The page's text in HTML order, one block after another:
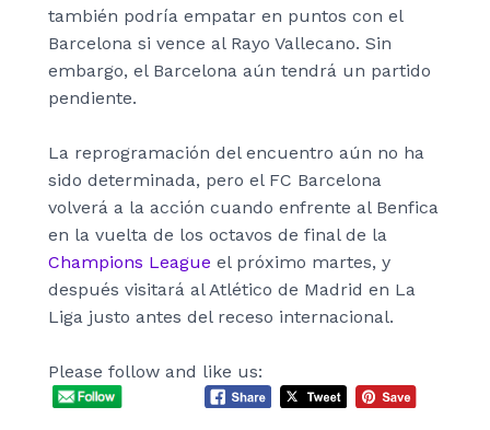
también podría empatar en puntos con el
Barcelona si vence al Rayo Vallecano. Sin
embargo, el Barcelona aún tendrá un partido
pendiente.
La reprogramación del encuentro aún no ha
sido determinada, pero el FC Barcelona
volverá a la acción cuando enfrente al Benfica
en la vuelta de los octavos de final de la
Champions League el próximo martes, y
después visitará al Atlético de Madrid en La
Liga justo antes del receso internacional.
Please follow and like us: